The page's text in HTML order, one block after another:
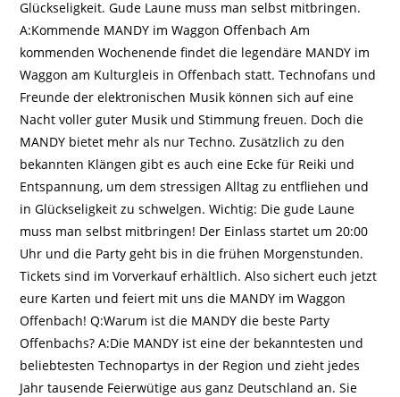
Glückseligkeit. Gude Laune muss man selbst mitbringen.
A:Kommende MANDY im Waggon Offenbach Am
kommenden Wochenende findet die legendäre MANDY im
Waggon am Kulturgleis in Offenbach statt. Technofans und
Freunde der elektronischen Musik können sich auf eine
Nacht voller guter Musik und Stimmung freuen. Doch die
MANDY bietet mehr als nur Techno. Zusätzlich zu den
bekannten Klängen gibt es auch eine Ecke für Reiki und
Entspannung, um dem stressigen Alltag zu entfliehen und
in Glückseligkeit zu schwelgen. Wichtig: Die gude Laune
muss man selbst mitbringen! Der Einlass startet um 20:00
Uhr und die Party geht bis in die frühen Morgenstunden.
Tickets sind im Vorverkauf erhältlich. Also sichert euch jetzt
eure Karten und feiert mit uns die MANDY im Waggon
Offenbach! Q:Warum ist die MANDY die beste Party
Offenbachs? A:Die MANDY ist eine der bekanntesten und
beliebtesten Technopartys in der Region und zieht jedes
Jahr tausende Feierwütige aus ganz Deutschland an. Sie